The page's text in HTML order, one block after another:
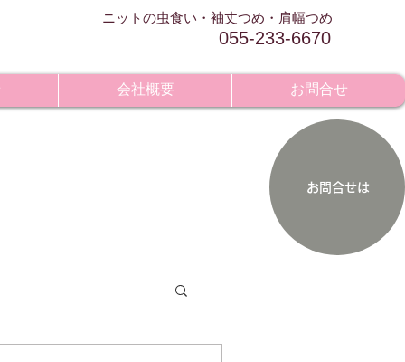
お問合せは
​ニットの虫食い・袖丈つめ・肩幅つめ
055-233-6670
会社概要 お問合せ